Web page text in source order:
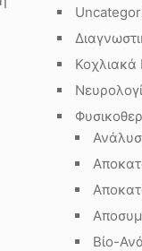
Κοχλιακά
Βίο-